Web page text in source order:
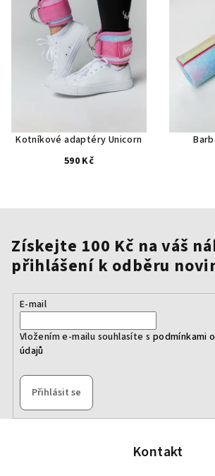
Kotníkové adaptéry Unicorn
590 Kč
Získejte 100 Kč na váš
přihlášení k odběru
E-mail
Vložením e-mailu souhlasíte s podmínkami
údajů
Přihlásit se
Z
Kontakt